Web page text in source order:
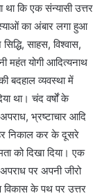
कि एक संन्यासी उत्तर
का अंबार लगा हुआ
साहस, विश्वास,
महंत योगी आदित्यनाथ
बदहाल व्यवस्था में
था। चंद वर्षों के
भ्रष्टाचार आदि
निकाल कर के दूसरे
को दिखा दिया। एक
पर अपनी जीरो
विकास के पथ पर उत्तर